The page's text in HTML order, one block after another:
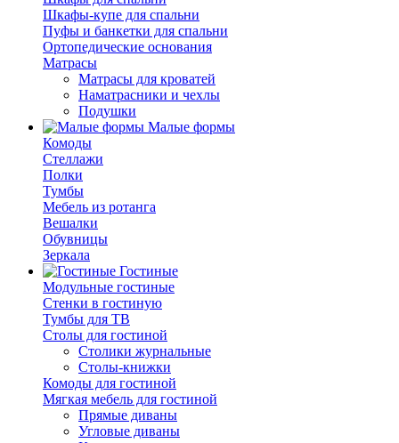
Шкафы-купе для спальни
Пуфы и банкетки для спальни
Ортопедические основания
Матрасы
Матрасы для кроватей
Наматрасники и чехлы
Подушки
Малые формы
Комоды
Стеллажи
Полки
Тумбы
Мебель из ротанга
Вешалки
Обувницы
Зеркала
Гостиные
Модульные гостиные
Стенки в гостиную
Тумбы для ТВ
Столы для гостиной
Столики журнальные
Столы-книжки
Комоды для гостиной
Мягкая мебель для гостиной
Прямые диваны
Угловые диваны